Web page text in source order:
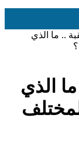
.. ما الذي
الذي